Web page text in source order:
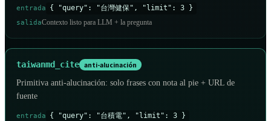
entrada { "query": "台灣健保", "limit": 3 }
salidaContexto listo para LLM + la pregunta
taiwanmd_cite anti-alucinación
Primitiva anti-alucinación: solo frases con nota al pie + URL de
fuente
entrada { "query": "台積電", "limit": 3 }